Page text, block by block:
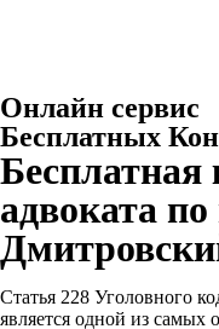
Онлайн сервис
Бесплатных
Бесплатная
адвоката
Статья 228 Уголовного
является одной из